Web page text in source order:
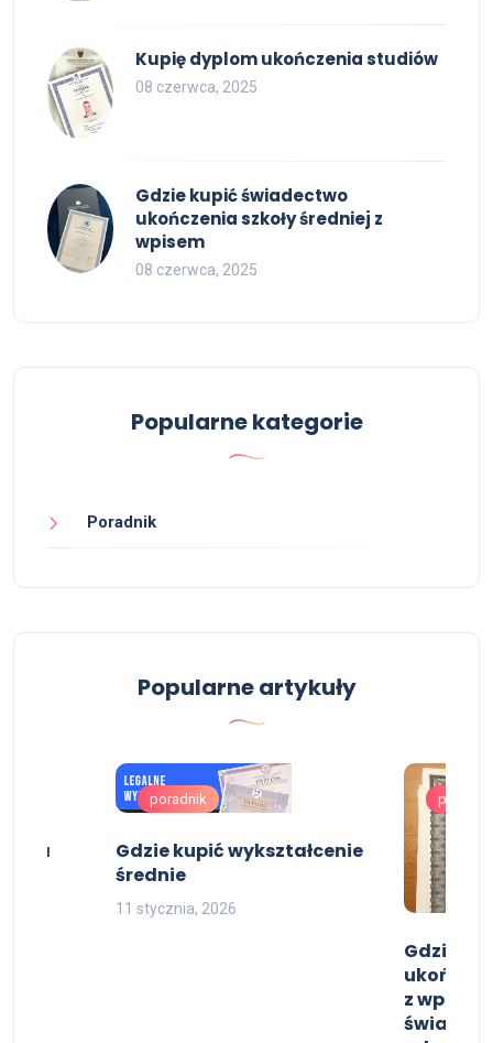
Kupię dyplom ukończenia studiów
08 czerwca, 2025
Gdzie kupić świadectwo
ukończenia szkoły średniej z
wpisem
08 czerwca, 2025
Popularne kategorie
Poradnik
Popularne artykuły
poradnik
Gdzie kupić wykształcenie
średnie
11 stycznia, 2026
Gdzie
z